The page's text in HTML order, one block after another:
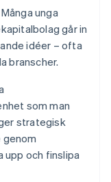
Många unga
går in
idéer – ofta
branscher.
som man
strategisk
genom
upp och finslipa